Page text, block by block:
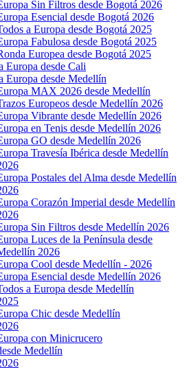
Sin Filtros desde Bogotá 2026
Esencial desde Bogotá 2026
a Europa desde Bogotá 2025
Fabulosa desde Bogotá 2025
Europea desde Bogotá 2025
Europa desde Cali
Europa desde Medellín
MAX 2026 desde Medellín
Europeos desde Medellín 2026
Vibrante desde Medellín 2026
en Tenis desde Medellín 2026
GO desde Medellín 2026
Travesía Ibérica desde Medellín
Postales del Alma desde Medellín
Corazón Imperial desde Medellín
Sin Filtros desde Medellín 2026
Luces de la Península desde
2026
Cool desde Medellín - 2026
Esencial desde Medellín 2026
a Europa desde Medellín
Chic desde Medellín
con Minicrucero
Medellín